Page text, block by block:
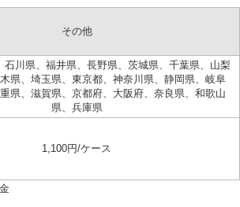
その他
石川県、福井県、長野県、茨城県、千葉県、山梨
県、埼玉県、東京都、神奈川県、静岡県、岐阜
県、滋賀県、京都府、大阪府、奈良県、和歌山
県、兵庫県
1,100円/ケース